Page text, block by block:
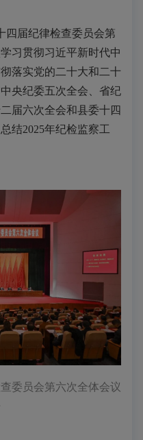
届纪律检查委员会第
习贯彻习近平新时代中
落实党的二十大和二十
央纪委五次全会、省纪
届六次全会和县委十四
结2025年纪检监察工
委员会第六次全体会议